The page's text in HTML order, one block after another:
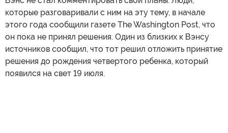
которые разговаривали с ним на эту тему, в начале
этого года сообщили газете The Washington Post, что
он пока не принял решения. Один из близких к Вэнсу
источников сообщил, что тот решил отложить принятие
решения до рождения четвертого ребенка, который
появился на свет 19 июля.